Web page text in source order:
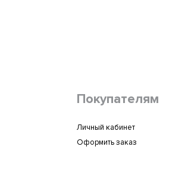
Покупателям
Личный кабинет
Оформить заказ